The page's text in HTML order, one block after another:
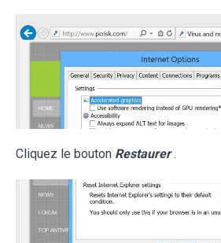
Cliquez le bouton Restaurer .